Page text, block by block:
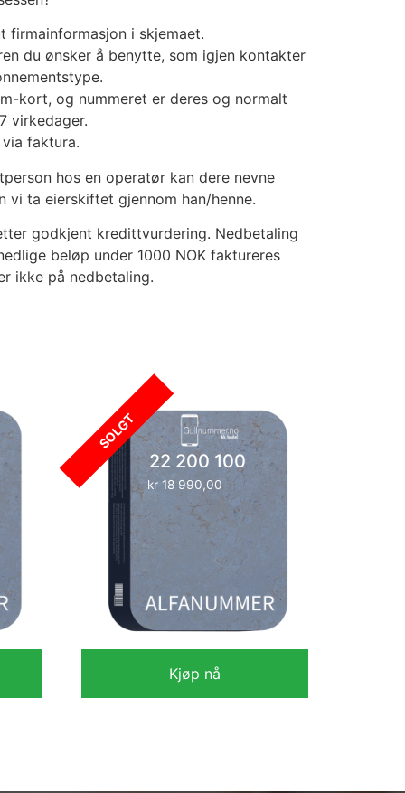
firmainformasjon i skjemaet.
du ønsker å benytte, som igjen kontakter
kort, og nummeret er deres og normalt
virkedager.
faktura.
hos en operatør kan dere nevne
vi ta eierskiftet gjennom han/henne.
godkjent kredittvurdering. Nedbetaling
beløp under 1000 NOK faktureres
ikke på nedbetaling.
SOLGT
22 200 100
kr18 990,00
Kjøp nå